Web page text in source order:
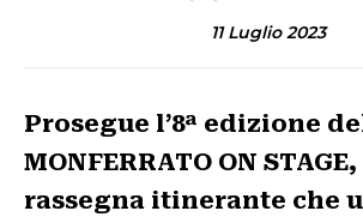
11 Luglio 2023
Prosegue l’8ª edizione
MONFERRATO ON
rassegna itinerante che